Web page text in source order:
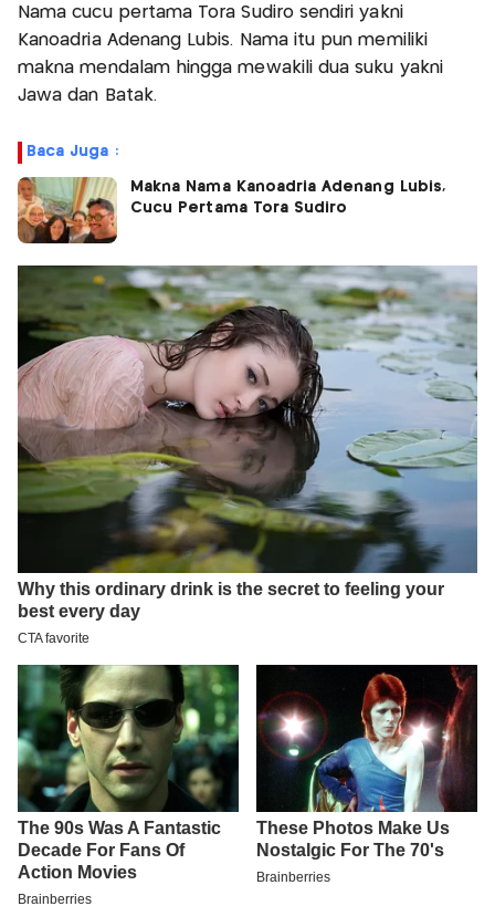
Nama cucu pertama Tora Sudiro sendiri yakni
Kanoadria Adenang Lubis. Nama itu pun memiliki
makna mendalam hingga mewakili dua suku yakni
Jawa dan Batak.
Baca Juga :
Makna Nama Kanoadria Adenang Lubis,
Cucu Pertama Tora Sudiro